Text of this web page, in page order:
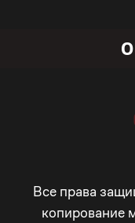
0
3
Все права
копирование